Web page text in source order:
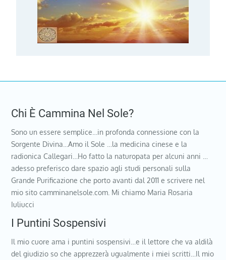
Chi È Cammina Nel Sole?
Sono un essere semplice…in profonda connessione con la
Sorgente Divina…Amo il Sole …la medicina cinese e la
radionica Callegari…Ho fatto la naturopata per alcuni anni …
adesso preferisco dare spazio agli studi personali sulla
Grande Purificazione che porto avanti dal 2011 e scrivere nel
mio sito camminanelsole.com. Mi chiamo Maria Rosaria
Iuliucci
I Puntini Sospensivi
Il mio cuore ama i puntini sospensivi…e il lettore che va aldilà
del giudizio so che apprezzerà ugualmente i miei scritti…Il mio